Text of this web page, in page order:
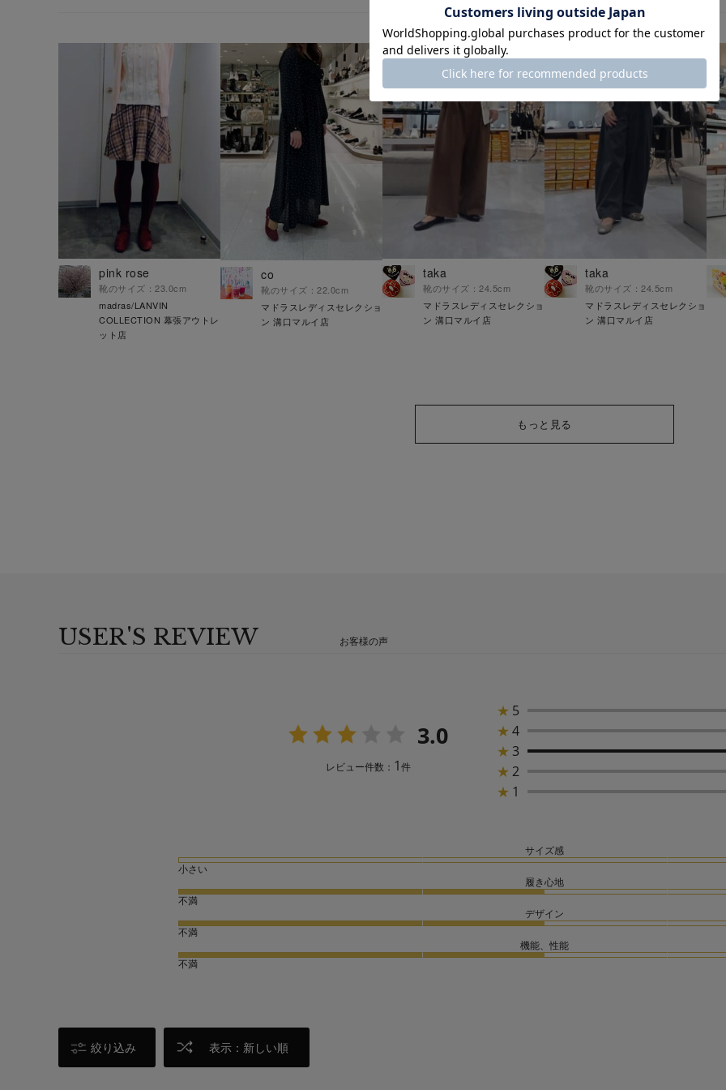
pink rose
靴のサイズ：23.0cm
madras/LANVIN
COLLECTION 幕張アウトレ
ット店
co
靴のサイズ：22.0cm
マドラスレディスセレクショ
ン 溝口マルイ店
taka
靴のサイズ：24.5cm
マドラスレディスセレクショ
ン 溝口マルイ店
taka
靴のサイズ：24.5cm
マドラスレディスセレクショ
ン 溝口マルイ店
もっと見る
USER'S REVIEW お客様の声
3.0
レビュー件数： 1件
★ 5
★4
★ 3
★2
★ 1
サイズ感
小さい
履き心地
不満
デザイン
不満
機能、性能
不満
絞り込み 表示：新しい順